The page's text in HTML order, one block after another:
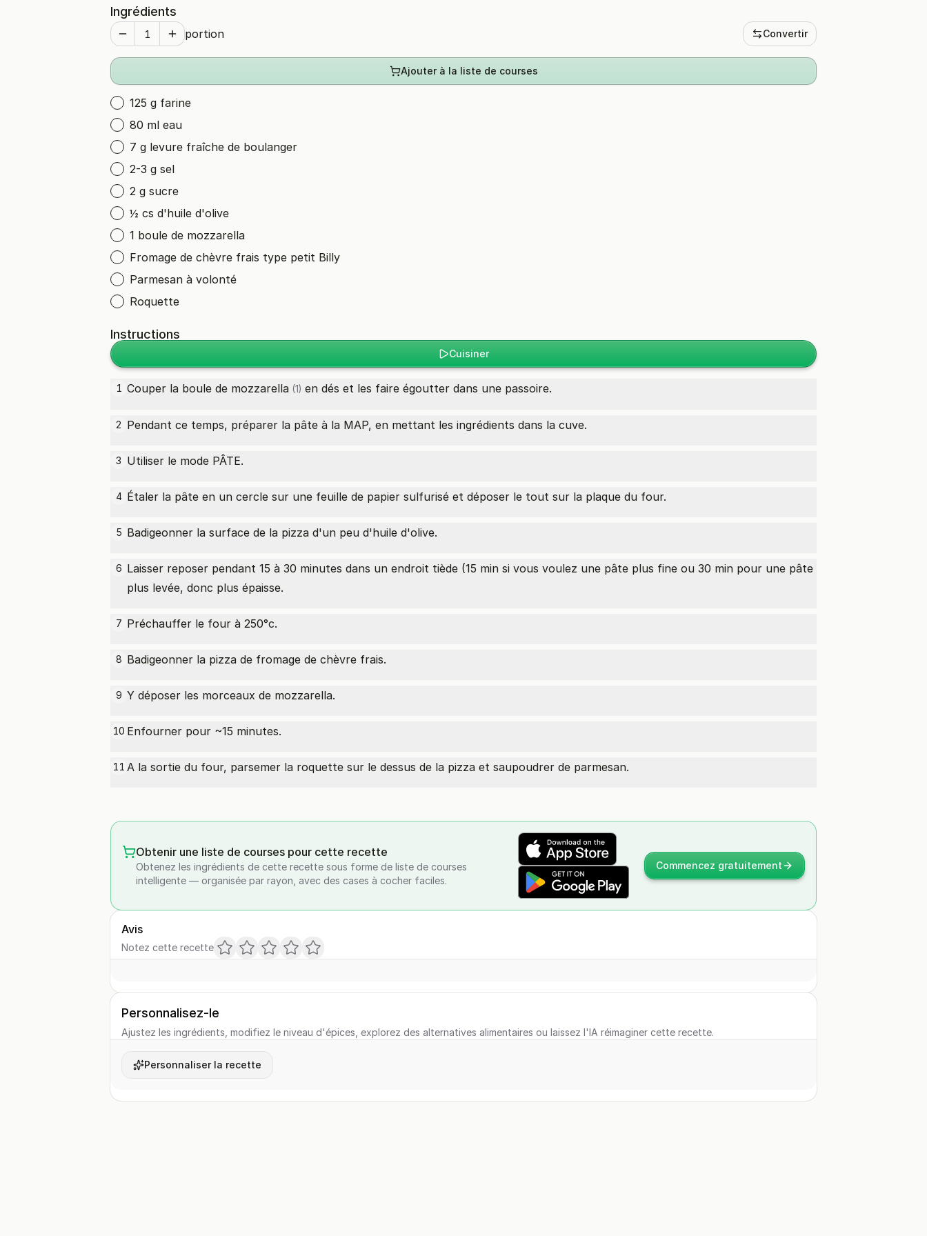
Ingrédients
portion Convertir
Ajouter à la liste de courses
125 g farine
80 ml eau
7 g levure fraîche de boulanger
2-3 g sel
2 g sucre
½ cs d'huile d'olive
1 boule de mozzarella
Fromage de chèvre frais type petit Billy
Parmesan à volonté
Roquette
Instructions
Cuisiner
1 Couper la boule de mozzarella (1) en dés et les faire égoutter dans une passoire.
2 Pendant ce temps, préparer la pâte à la MAP, en mettant les ingrédients dans la cuve.
3 Utiliser le mode PÂTE.
4 Étaler la pâte en un cercle sur une feuille de papier sulfurisé et déposer le tout sur la plaque du four.
5 Badigeonner la surface de la pizza d'un peu d'huile d'olive.
6 Laisser reposer pendant 15 à 30 minutes dans un endroit tiède (15 min si vous voulez une pâte plus fine ou 30 min pour une pâte
plus levée, donc plus épaisse.
7 Préchauffer le four à 250°c.
8 Badigeonner la pizza de fromage de chèvre frais.
9 Y déposer les morceaux de mozzarella.
10 Enfourner pour ~15 minutes.
11 A la sortie du four, parsemer la roquette sur le dessus de la pizza et saupoudrer de parmesan.
Obtenir une liste de courses pour cette recette
Obtenez les ingrédients de cette recette sous forme de liste de courses
intelligente — organisée par rayon, avec des cases à cocher faciles.
Commencez gratuitement
Avis
Notez cette recette
Personnalisez-le
Ajustez les ingrédients, modifiez le niveau d'épices, explorez des alternatives alimentaires ou laissez l'IA réimaginer cette recette.
Personnaliser la recette